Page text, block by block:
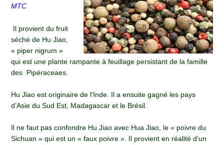
MTC
Il provient du fruit
séché de Hu Jiao,
« piper nigrum »
qui est une plante rampante à feuillage persistant de la famille
des Pipéraceaes.
Hu Jiao est originaire de l’Inde. Il a ensuite gagné les pays
d’Asie du Sud Est, Madagascar et le Brésil.
Il ne faut pas confondre Hu Jiao avec Hua Jiao, le « poivre du
Sichuan » qui est un « faux poivre ». Il provient en réalité d’un